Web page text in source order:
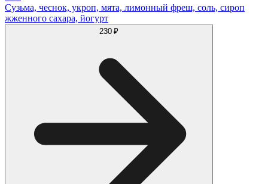
Сузьма, чеснок, укроп, мята, лимонный фреш, соль, сироп
жженного сахара, йогурт
230 ₽